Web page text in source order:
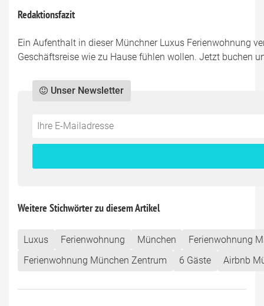
Redaktionsfazit
Ein Aufenthalt in dieser Münchner Luxus Ferienwohnung
Geschäftsreise wie zu Hause fühlen wollen. Jetzt buchen
Do
Unser Newsletter
*Ihre
Weitere Stichwörter zu diesem Artikel
Luxus Ferienwohnung München
Ferienwohnung
Ferienwohnung München Zentrum
6 Gäste Airbnb